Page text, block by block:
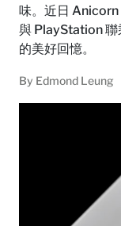
味。近日
與 PlayStation 聯
的美好回憶。
By Edmond Leung